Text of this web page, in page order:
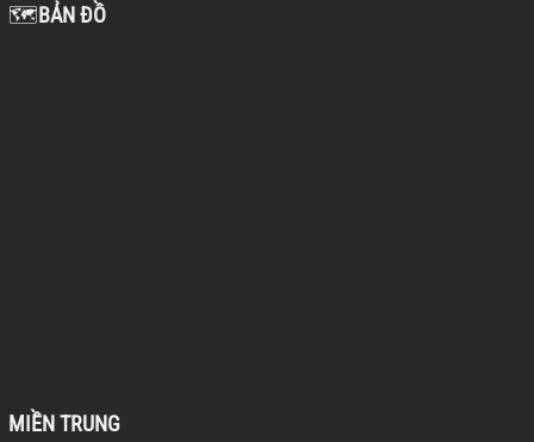
🗺️BẢN ĐỒ
MIỀN TRUNG